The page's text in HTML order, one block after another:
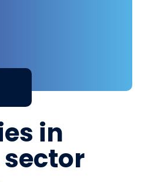
in